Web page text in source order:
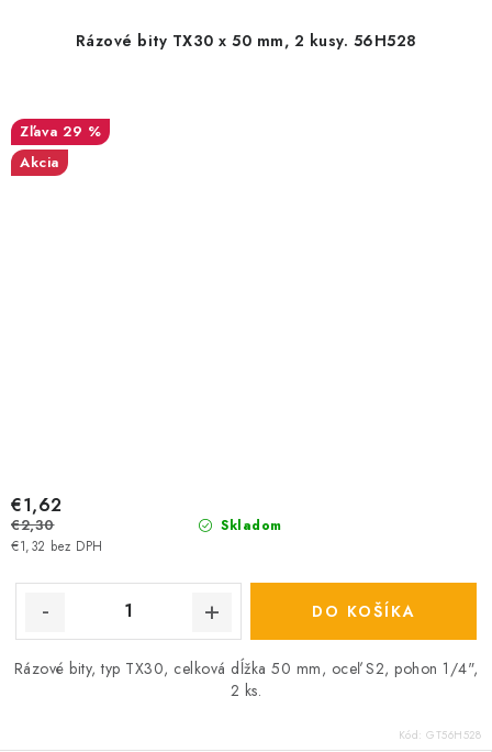
Rázové bity TX30 x 50 mm, 2 kusy. 56H528
29 %
Akcia
Skladom
€1,32 bez DPH
€1,62
€2,30
DO KOŠÍKA
Rázové bity, typ TX30, celková dĺžka 50 mm, oceľ S2, pohon 1/4",
2 ks.
Kód: GT56H528